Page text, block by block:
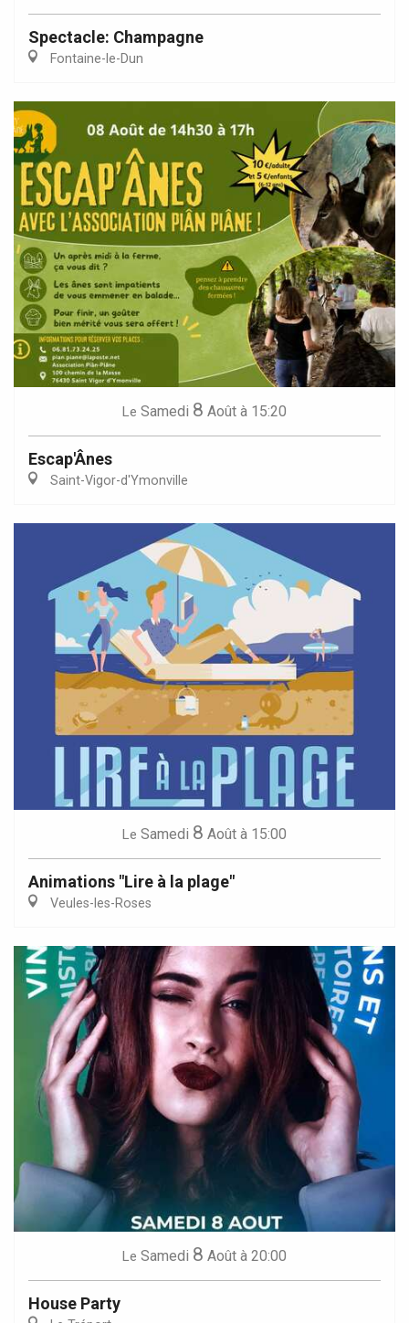
Spectacle: Champagne
Fontaine-le-Dun
Le Samedi 8 Août à 15:20
Escap'Ânes
Saint-Vigor-d'Ymonville
Le Samedi 8 Août à 15:00
Animations "Lire à la plage"
Veules-les-Roses
Le Samedi 8 Août à 20:00
House Party